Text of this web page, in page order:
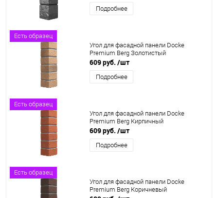
Подробнее
Есть образец
Угол для фасадной панели Docke
Premium Berg Золотистый
609 руб. /шт
Подробнее
Есть образец
Угол для фасадной панели Docke
Premium Berg Кирпичный
609 руб. /шт
Подробнее
Есть образец
Угол для фасадной панели Docke
Premium Berg Коричневый